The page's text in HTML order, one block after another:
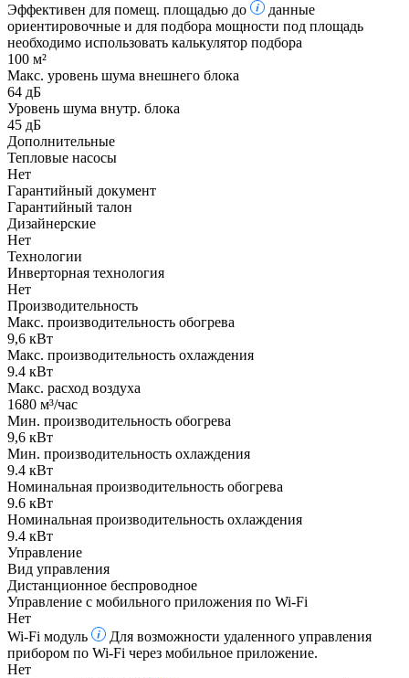
Эффективен для помещ. площадью до
данные
ориентировочные и для подбора мощности под площадь
необходимо использовать калькулятор подбора
100 м²
Макс. уровень шума внешнего блока
64 дБ
Уровень шума внутр. блока
45 дБ
Дополнительные
Тепловые насосы
Нет
Гарантийный документ
Гарантийный талон
Дизайнерские
Нет
Технологии
Инверторная технология
Нет
Производительность
Макс. производительность обогрева
9,6 кВт
Макс. производительность охлаждения
9.4 кВт
Макс. расход воздуха
1680 м³/час
Мин. производительность обогрева
9,6 кВт
Мин. производительность охлаждения
9.4 кВт
Номинальная производительность обогрева
9.6 кВт
Номинальная производительность охлаждения
9.4 кВт
Управление
Вид управления
Дистанционное беспроводное
Управление c мобильного приложения по Wi-Fi
Нет
Wi-Fi модуль
Для возможности удаленного управления
прибором по Wi-Fi через мобильное приложение.
Нет